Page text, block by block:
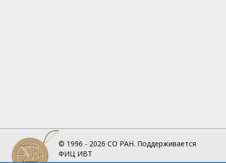
© 1996 - 2026 СО РАН. Поддерживается
ФИЦ ИВТ